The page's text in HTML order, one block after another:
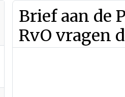
Brief aan de
RvO vragen